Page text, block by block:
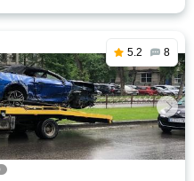
5.2 8